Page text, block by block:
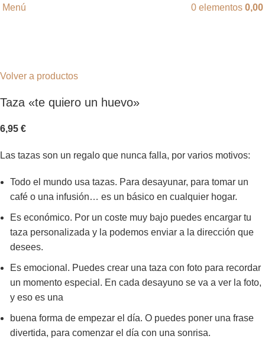
Menú 0 elementos 0,00
Volver a productos
Taza «te quiero un huevo»
6,95 €
Las tazas son un regalo que nunca falla, por varios motivos:
Todo el mundo usa tazas. Para desayunar, para tomar un
café o una infusión… es un básico en cualquier hogar.
Es económico. Por un coste muy bajo puedes encargar tu
taza personalizada y la podemos enviar a la dirección que
desees.
Es emocional. Puedes crear una taza con foto para recordar
un momento especial. En cada desayuno se va a ver la foto,
y eso es una
buena forma de empezar el día. O puedes poner una frase
divertida, para comenzar el día con una sonrisa.